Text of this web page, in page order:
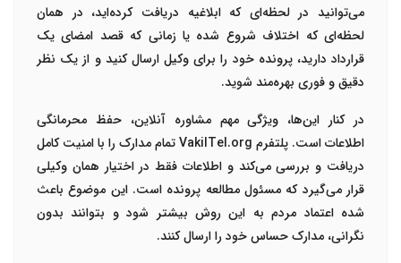
می‌توانید در لحظه‌ای که ابلاغیه دریافت کرده‌اید، در همان
لحظه‌ای که اختلاف شروع شده یا زمانی که قصد امضای یک
قرارداد دارید، پرونده خود را برای وکیل ارسال کنید و از یک نظر
دقیق و فوری بهره‌مند شوید.
در کنار این‌ها، ویژگی مهم مشاوره آنلاین،حفظ محرمانگی
اطلاعات
است. پلتفرم VakilTel.org تمام مدارک را با امنیت کامل
دریافت و بررسی می‌کند و اطلاعات فقط در اختیار همان وکیلی
قرار می‌گیرد که مسئول مطالعه پرونده است. این موضوع باعث
شده اعتماد مردم به این روش بیشتر شود و بتوانند بدون
نگرانی، مدارک حساس خود را ارسال کنند.